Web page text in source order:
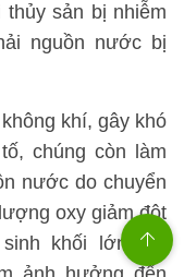
sản bị nhiễm
nguồn nước bị
khí, gây khó
chúng còn làm
nước do chuyển
oxy giảm đột
khối lớn.Tảo